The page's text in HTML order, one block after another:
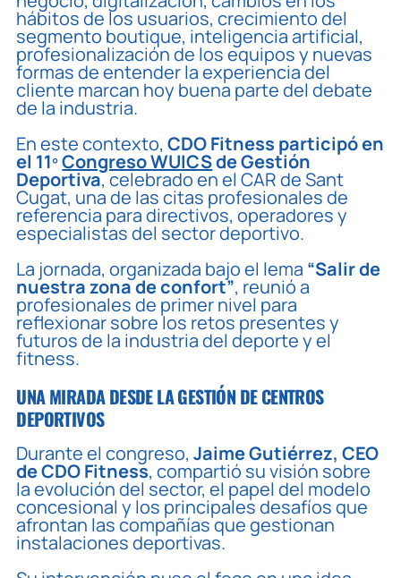
hábitos de los usuarios, crecimiento del
segmento boutique, inteligencia artificial,
profesionalización de los equipos y nuevas
formas de entender la experiencia del
cliente marcan hoy buena parte del debate
de la industria.
En este contexto,CDO Fitness participó en
el 11ºCongreso WUICSde Gestión
Deportiva, celebrado en el CAR de Sant
Cugat, una de las citas profesionales de
referencia para directivos, operadores y
especialistas del sector deportivo.
La jornada, organizada bajo el lema “Salir de
nuestra zona de confort”, reunió a
profesionales de primer nivel para
reflexionar sobre los retos presentes y
futuros de la industria del deporte y el
fitness.
UNA MIRADA DESDE LA GESTIÓN DE CENTROS
DEPORTIVOS
Durante el congreso,Jaime Gutiérrez, CEO
de CDO Fitness, compartió su visión sobre
la evolución del sector, el papel del modelo
concesional y los principales desafíos que
afrontan las compañías que gestionan
instalaciones deportivas.